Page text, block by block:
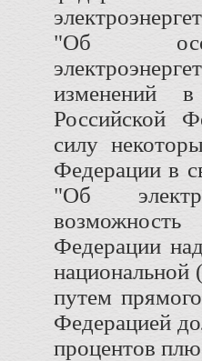
"Об
изменений в
Российской
силу
Федерации в
"Об
возможность
Федерации
национальной
путем
Федерацией
процентов